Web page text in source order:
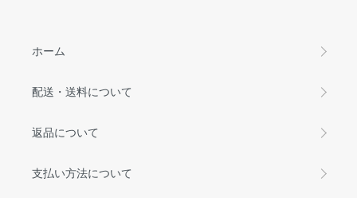
ホーム
配送・送料について
返品について
支払い方法について